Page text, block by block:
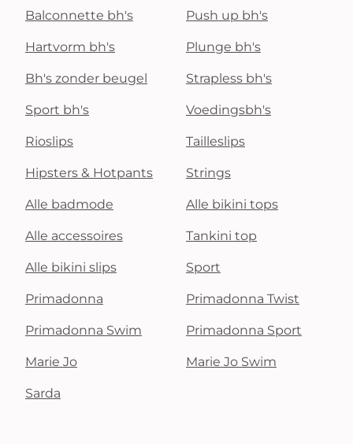
Balconnette bh's Push up bh's
Hartvorm bh's Plunge bh's
Bh's zonder beugel Strapless bh's
Sport bh's Voedingsbh's
Rioslips Tailleslips
Hipsters & Hotpants Strings
Alle badmode Alle bikini tops
Alle accessoires Tankini top
Alle bikini slips Sport
Primadonna Primadonna Twist
Primadonna Swim Primadonna Sport
Marie Jo Marie Jo Swim
Sarda